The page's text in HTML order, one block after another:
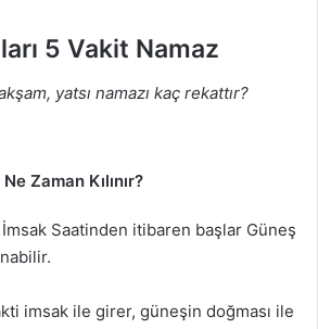
5 Vakit Namaz
yatsı namazı kaç rekattır?
Zaman Kılınır?
İmsak Saatinden itibaren başlar Güneş
imsak ile girer, güneşin doğması ile